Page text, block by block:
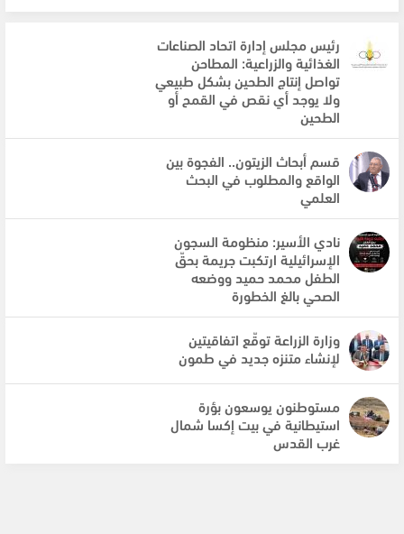
رئيس مجلس إدارة اتحاد الصناعات
الغذائية والزراعية: المطاحن
تواصل إنتاج الطحين بشكل طبيعي
ولا يوجد أي نقص في القمح أو
الطحين
قسم أبحاث الزيتون.. الفجوة بين
الواقع والمطلوب في البحث
العلمي
نادي الأسير: منظومة السجون
الإسرائيلية ارتكبت جريمة بحقّ
الطفل محمد حميد ووضعه
الصحي بالغ الخطورة
وزارة الزراعة توقّع اتفاقيتين
لإنشاء متنزه جديد في طمون
مستوطنون يوسعون بؤرة
استيطانية في بيت إكسا شمال
غرب القدس